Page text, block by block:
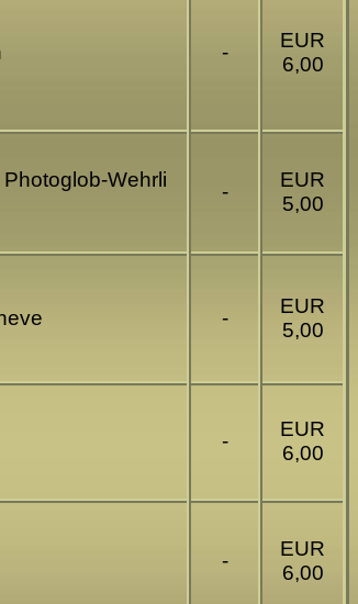
-
EUR
6,00
Wehrli
-
EUR
5,00
-
EUR
5,00
-
EUR
6,00
-
EUR
6,00